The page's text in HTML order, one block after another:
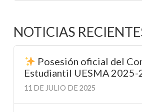
NOTICIAS
Posesión oficial del
Estudiantil UESMA 2025-
11 DE JULIO DE 2025